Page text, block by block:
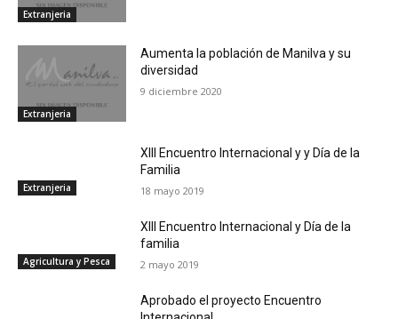
Extranjeria
Extranjeria
Aumenta la población de Manilva y su
diversidad
9 diciembre 2020
Extranjeria
XIII Encuentro Internacional y y Día de la
Familia
18 mayo 2019
Agricultura y Pesca
XIII Encuentro Internacional y Día de la
familia
2 mayo 2019
Aprobado el proyecto Encuentro